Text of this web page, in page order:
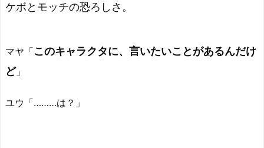
ケボとモッチの恐ろしさ。
マヤ「このキャラクタに、言いたいことがあるんだけ
ど」
ユウ「………は？」